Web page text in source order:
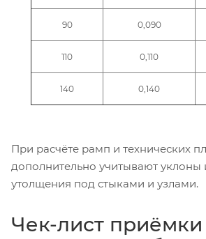
90 0,090
110 0,110
140 0,140
При расчёте рамп и технических
дополнительно учитывают уклоны
утолщения под стыками и узлами.
Чек-лист приёмки